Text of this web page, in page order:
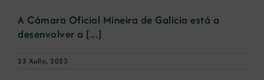
A Cámara Oficial Mineira de Galicia está a
desenvolver a [...]
23 Xullo, 2023